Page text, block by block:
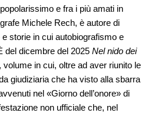
e fra i più amati in
Michele Rech, è autore di
storie in cui autobiografismo e
del dicembre del 2025 Nel nido dei
in cui, oltre ad aver riunito le
giudiziaria che ha visto alla sbarra
nel «Giorno dell’onore» di
non ufficiale che, nel